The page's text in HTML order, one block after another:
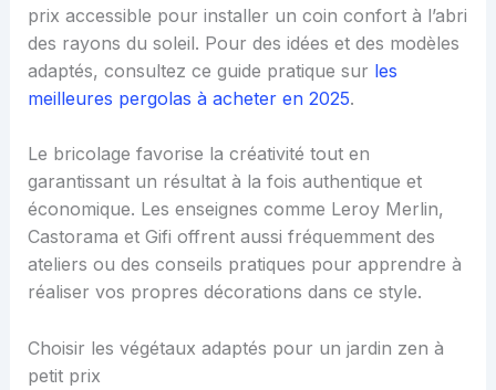
prix accessible pour installer un coin confort à l’abri
des rayons du soleil. Pour des idées et des modèles
adaptés, consultez ce guide pratique sur les
meilleures pergolas à acheter en 2025.
Le bricolage favorise la créativité tout en
garantissant un résultat à la fois authentique et
économique. Les enseignes comme Leroy Merlin,
Castorama et Gifi offrent aussi fréquemment des
ateliers ou des conseils pratiques pour apprendre à
réaliser vos propres décorations dans ce style.
Choisir les végétaux adaptés pour un jardin zen à
petit prix